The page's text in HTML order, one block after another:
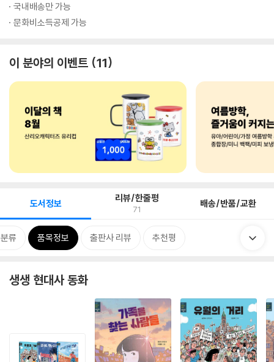
국내배송만 가능
문화비소득공제 가능
이 분야의 이벤트 11
도서정보 리뷰/한줄평
71 배송/반품/교환
류 품목정보 출판사 리뷰 추천평
생생 현대사 동화